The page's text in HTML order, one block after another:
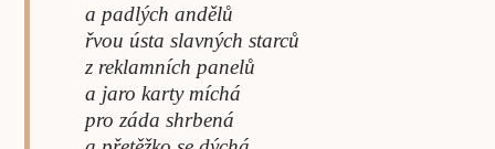
a padlých andělů
řvou ústa slavných starců
z reklamních panelů
a jaro karty míchá
pro záda shrbená